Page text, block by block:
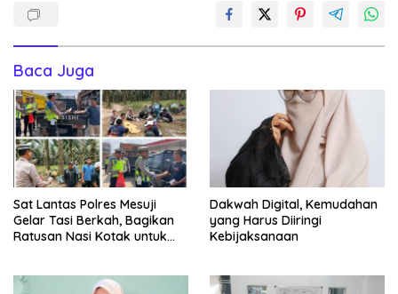
Baca Juga
Sat Lantas Polres Mesuji
Gelar Tasi Berkah, Bagikan
Ratusan Nasi Kotak untuk
Dakwah Digital, Kemudahan
yang Harus Diiringi
Kebijaksanaan